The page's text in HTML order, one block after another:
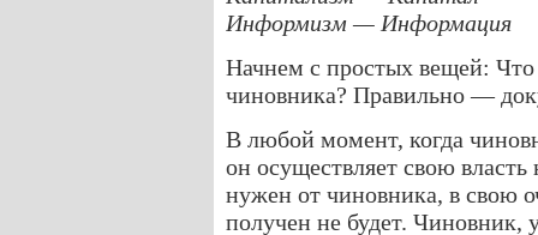
Информизм — Информация
Начнем с простых вещей: Что
чиновника? Правильно —
В любой момент, когда
он осуществляет свою
нужен от чиновника, в свою
получен не будет.